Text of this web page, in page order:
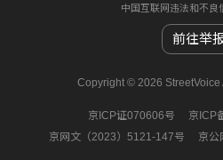
中国互联网违法和不良
前往举
Copyright © 2026
京ICP证070606号
京ICP
京网文（2023）5121-147号
京公